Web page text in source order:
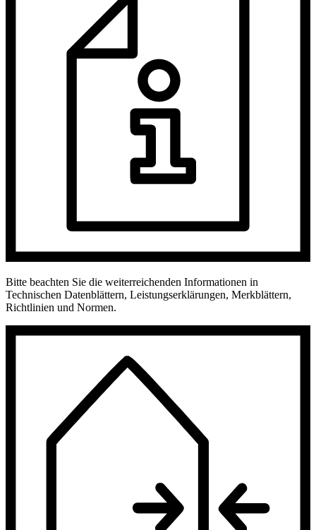
Bitte beachten Sie die weiterreichenden Informationen in
Technischen Datenblättern, Leistungserklärungen, Merkblättern,
Richtlinien und Normen.